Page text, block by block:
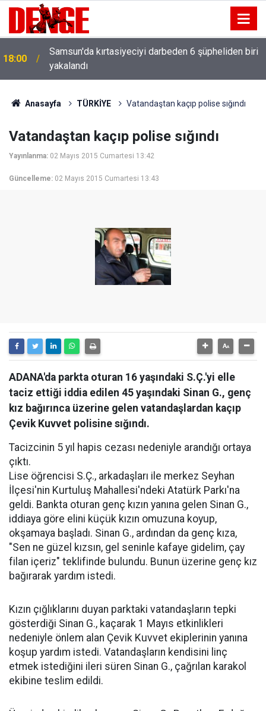
18:00
Samsun'da kırtasiyeciyi darbeden 6 şüpheliden biri
yakalandı
Anasayfa TÜRKİYE Vatandaştan kaçıp polise sığındı
Vatandaştan kaçıp polise sığındı
Yayınlanma: 02 Mayıs 2015 Cumartesi 13:42
Güncelleme: 02 Mayıs 2015 Cumartesi 13:43
ADANA'da parkta oturan 16 yaşındaki S.Ç.'yi elle
taciz ettiği iddia edilen 45 yaşındaki Sinan G., genç
kız bağırınca üzerine gelen vatandaşlardan kaçıp
Çevik Kuvvet polisine sığındı.
Tacizcinin 5 yıl hapis cezası nedeniyle arandığı ortaya
çıktı.
Lise öğrencisi S.Ç., arkadaşları ile merkez Seyhan
İlçesi'nin Kurtuluş Mahallesi'ndeki Atatürk Parkı'na
geldi. Bankta oturan genç kızın yanına gelen Sinan G.,
iddiaya göre elini küçük kızın omuzuna koyup,
okşamaya başladı. Sinan G., ardından da genç kıza,
"Sen ne güzel kızsın, gel seninle kafaye gidelim, çay
filan içeriz" teklifinde bulundu. Bunun üzerine genç kız
bağırarak yardım istedi.
Kızın çığlıklarını duyan parktaki vatandaşların tepki
gösterdiği Sinan G., kaçarak 1 Mayıs etkinlikleri
nedeniyle önlem alan Çevik Kuvvet ekiplerinin yanına
koşup yardım istedi. Vatandaşların kendisini linç
etmek istediğini ileri süren Sinan G., çağrılan karakol
ekibine teslim edildi.